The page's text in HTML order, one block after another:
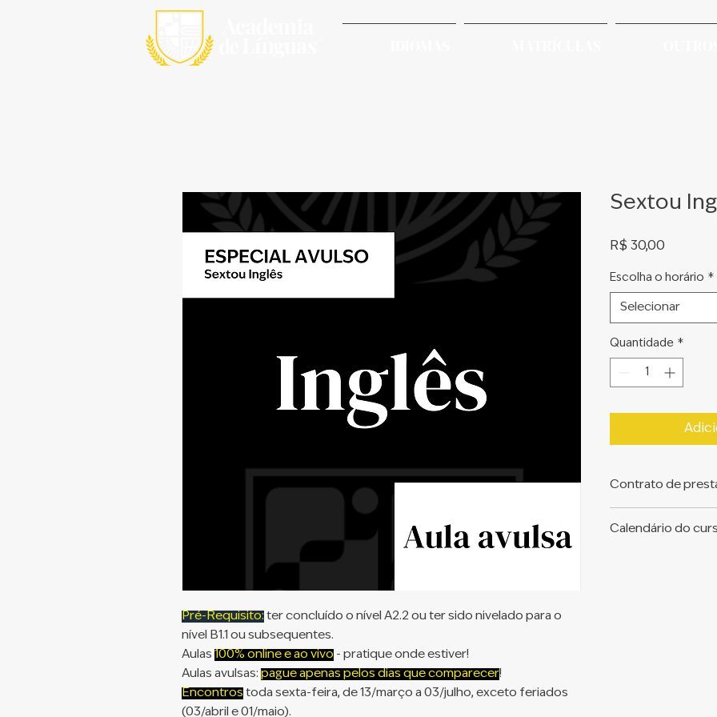
Pré-Requisito: ter concluído o nível A2.2 ou ter sido nivelado para o
nível B1.1 ou subsequentes.
Aulas 100% online e ao vivo - pratique onde estiver!
Aulas avulsas: pague apenas pelos dias que comparecer!
Encontros toda sexta-feira, de 13/março a 03/julho, exceto feriados
(03/abril e 01/maio).
Sextou
R$ 30,00
Escolha o horário *
Selecionar
Quantidade *
Contrato de
serviços. Ao
Calendário do